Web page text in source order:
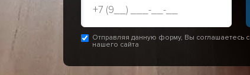
Отправляя данную форму, Вы соглашаетесь с
нашего сайта